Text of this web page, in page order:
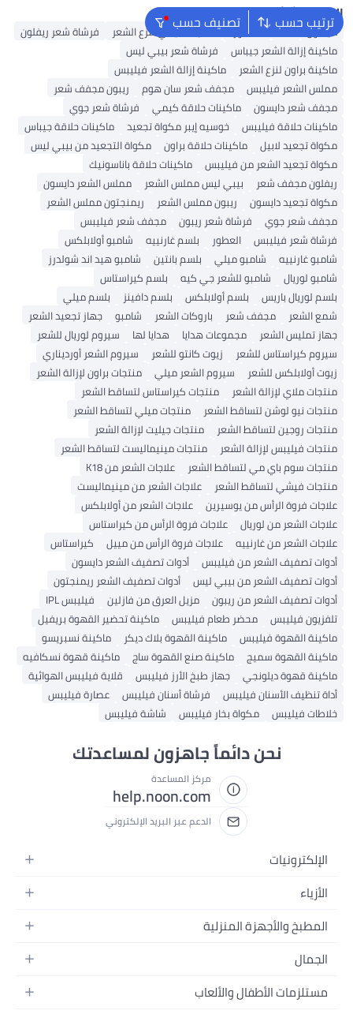
ترتيب حسب تصنيف حسب البحث الشائع
دايسون K18 ماء الورد ماكينة كيمي لنزع الشعر
فرشاة شعر ريفلون
ماكينة إزالة الشعر جيباس
فرشاة شعر بيبي ليس
ماكينة براون لنزع الشعر
ماكينة إزالة الشعر فيليبس
مملس الشعر فيليبس
مجفف شعر سان هوم
ريبون مجفف شعر
مجفف شعر دايسون
ماكينات حلاقة كيمي
فرشاة شعر جوي
ماكينات حلاقة فيليبس
خوسيه إيبر مكواة تجعيد
ماكينات حلاقة جيباس
مكواة تجعيد لابيل
ماكينات حلاقة براون
مكواة التجعيد من بيبي ليس
مكواة تجعيد الشعر من فيليبس
ماكينات حلاقة باناسونيك
ريفلون مجفف شعر
بيبي ليس مملس الشعر
مملس الشعر دايسون
مكواة تجعيد دايسون
ريبون مملس الشعر
ريمنجتون مملس الشعر
مجفف شعر جوي
فرشاة شعر ريبون
مجفف شعر فيليبس
فرشاة شعر فيليبس
العطور بلسم غارنييه
شامبو أولابلكس
شامبو غارنييه
شامبو ميلي بلسم بانتين
شامبو هيد اند شولدرز
شامبو لوريال
شامبو للشعر جي كيه
بلسم كيراستاس
بلسم لوريال باريس
بلسم أولابلكس بلسم دافينز
بلسم ميلي
شمع الشعر
مجفف شعر باروكات الشعر شامبو
جهاز تجعيد الشعر
جهاز تمليس الشعر
مجموعات هدايا هدايا لها
سيروم لوريال للشعر
سيروم كيراستاس للشعر
زيوت كانتو للشعر
سيروم الشعر أورديناري
زيوت أولابلكس للشعر
سيروم الشعر ميلي
منتجات براون لإزالة الشعر
منتجات ملاي لإزالة الشعر
منتجات كيراستاس لتساقط الشعر
منتجات نيو لوشن لتساقط الشعر
منتجات ميلي لتساقط الشعر
منتجات روجين لتساقط الشعر
منتجات جيليت لإزالة الشعر
منتجات فيليبس لإزالة الشعر
منتجات مينيماليست لتساقط الشعر
منتجات سوم باي مي لتساقط الشعر
علاجات الشعر من K18
منتجات فيشي لتساقط الشعر
علاجات الشعر من مينيماليست
علاجات فروة الرأس من يوسيرين
علاجات الشعر من أولابلكس
علاجات الشعر من لوريال
علاجات فروة الرأس من كيراستاس
علاجات الشعر من غارنييه
علاجات فروة الرأس من مييل
كيراستاس
أدوات تصفيف الشعر من فيليبس
أدوات تصفيف الشعر دايسون
أدوات تصفيف الشعر من بيبي ليس
أدوات تصفيف الشعر ريمنجتون
أدوات تصفيف الشعر من ريبون
مزيل العرق من فازلين
فيليبس IPL
تلفزيون فيليبس
محضر طعام فيليبس
ماكينة تحضير القهوة بريفيل
ماكينة القهوة فيليبس
ماكينة القهوة بلاك ديكر
ماكينة نسبريسو
ماكينة القهوة سميج
ماكينة صنع القهوة ساج
ماكينة قهوة نسكافيه
ماكينة قهوة ديلونجي
جهاز طبخ الأرز فيليبس
قلاية فيليبس الهوائية
أداة تنظيف الأسنان فيليبس
فرشاة أسنان فيليبس
عصارة فيليبس
خلاطات فيليبس
مكواة بخار فيليبس شاشة فيليبس
نحن دائماً جاهزون لمساعدتك
مركز المساعدة
help.noon.com
الدعم عبر البريد الإلكتروني
الإلكترونيات
الجوالات
اللابتوبات
الأجهزة المنزلية
التلفزيونات
الأزياء
أزياء نسائية
أزياء البنات
أزياء الأولاد
المطبخ والأجهزة المنزلية
الحمام
المطبخ والسفرة
الجمال
العطور
مستلزمات الأطفال والألعاب